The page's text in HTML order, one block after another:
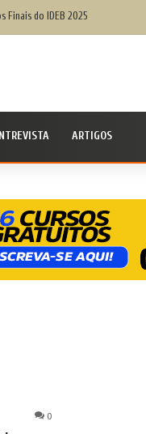
Finais do IDEB 2025
ARTIGOS
0